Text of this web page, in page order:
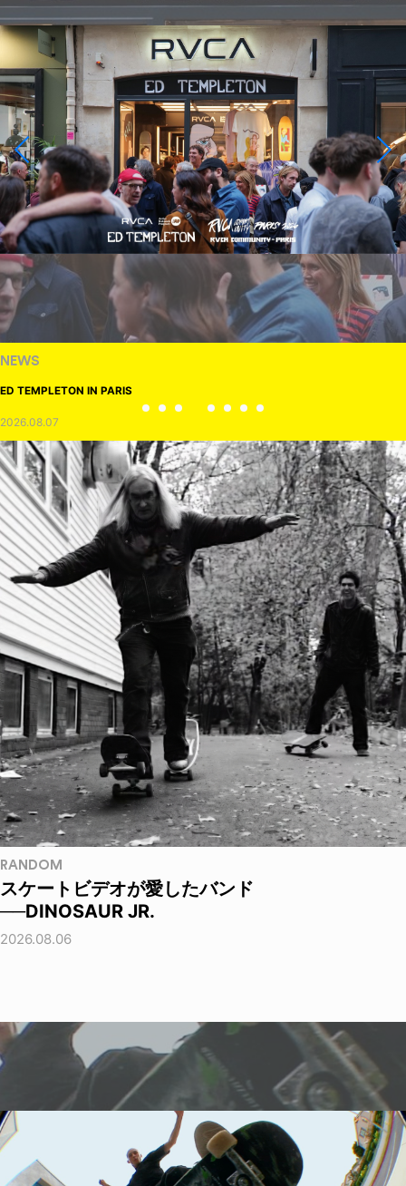
NEWS
TOBY RYAN - PRO FOR REAL
2026.08.08
RANDOM
スケートビデオが愛したバンド
──DINOSAUR JR.
2026.08.06